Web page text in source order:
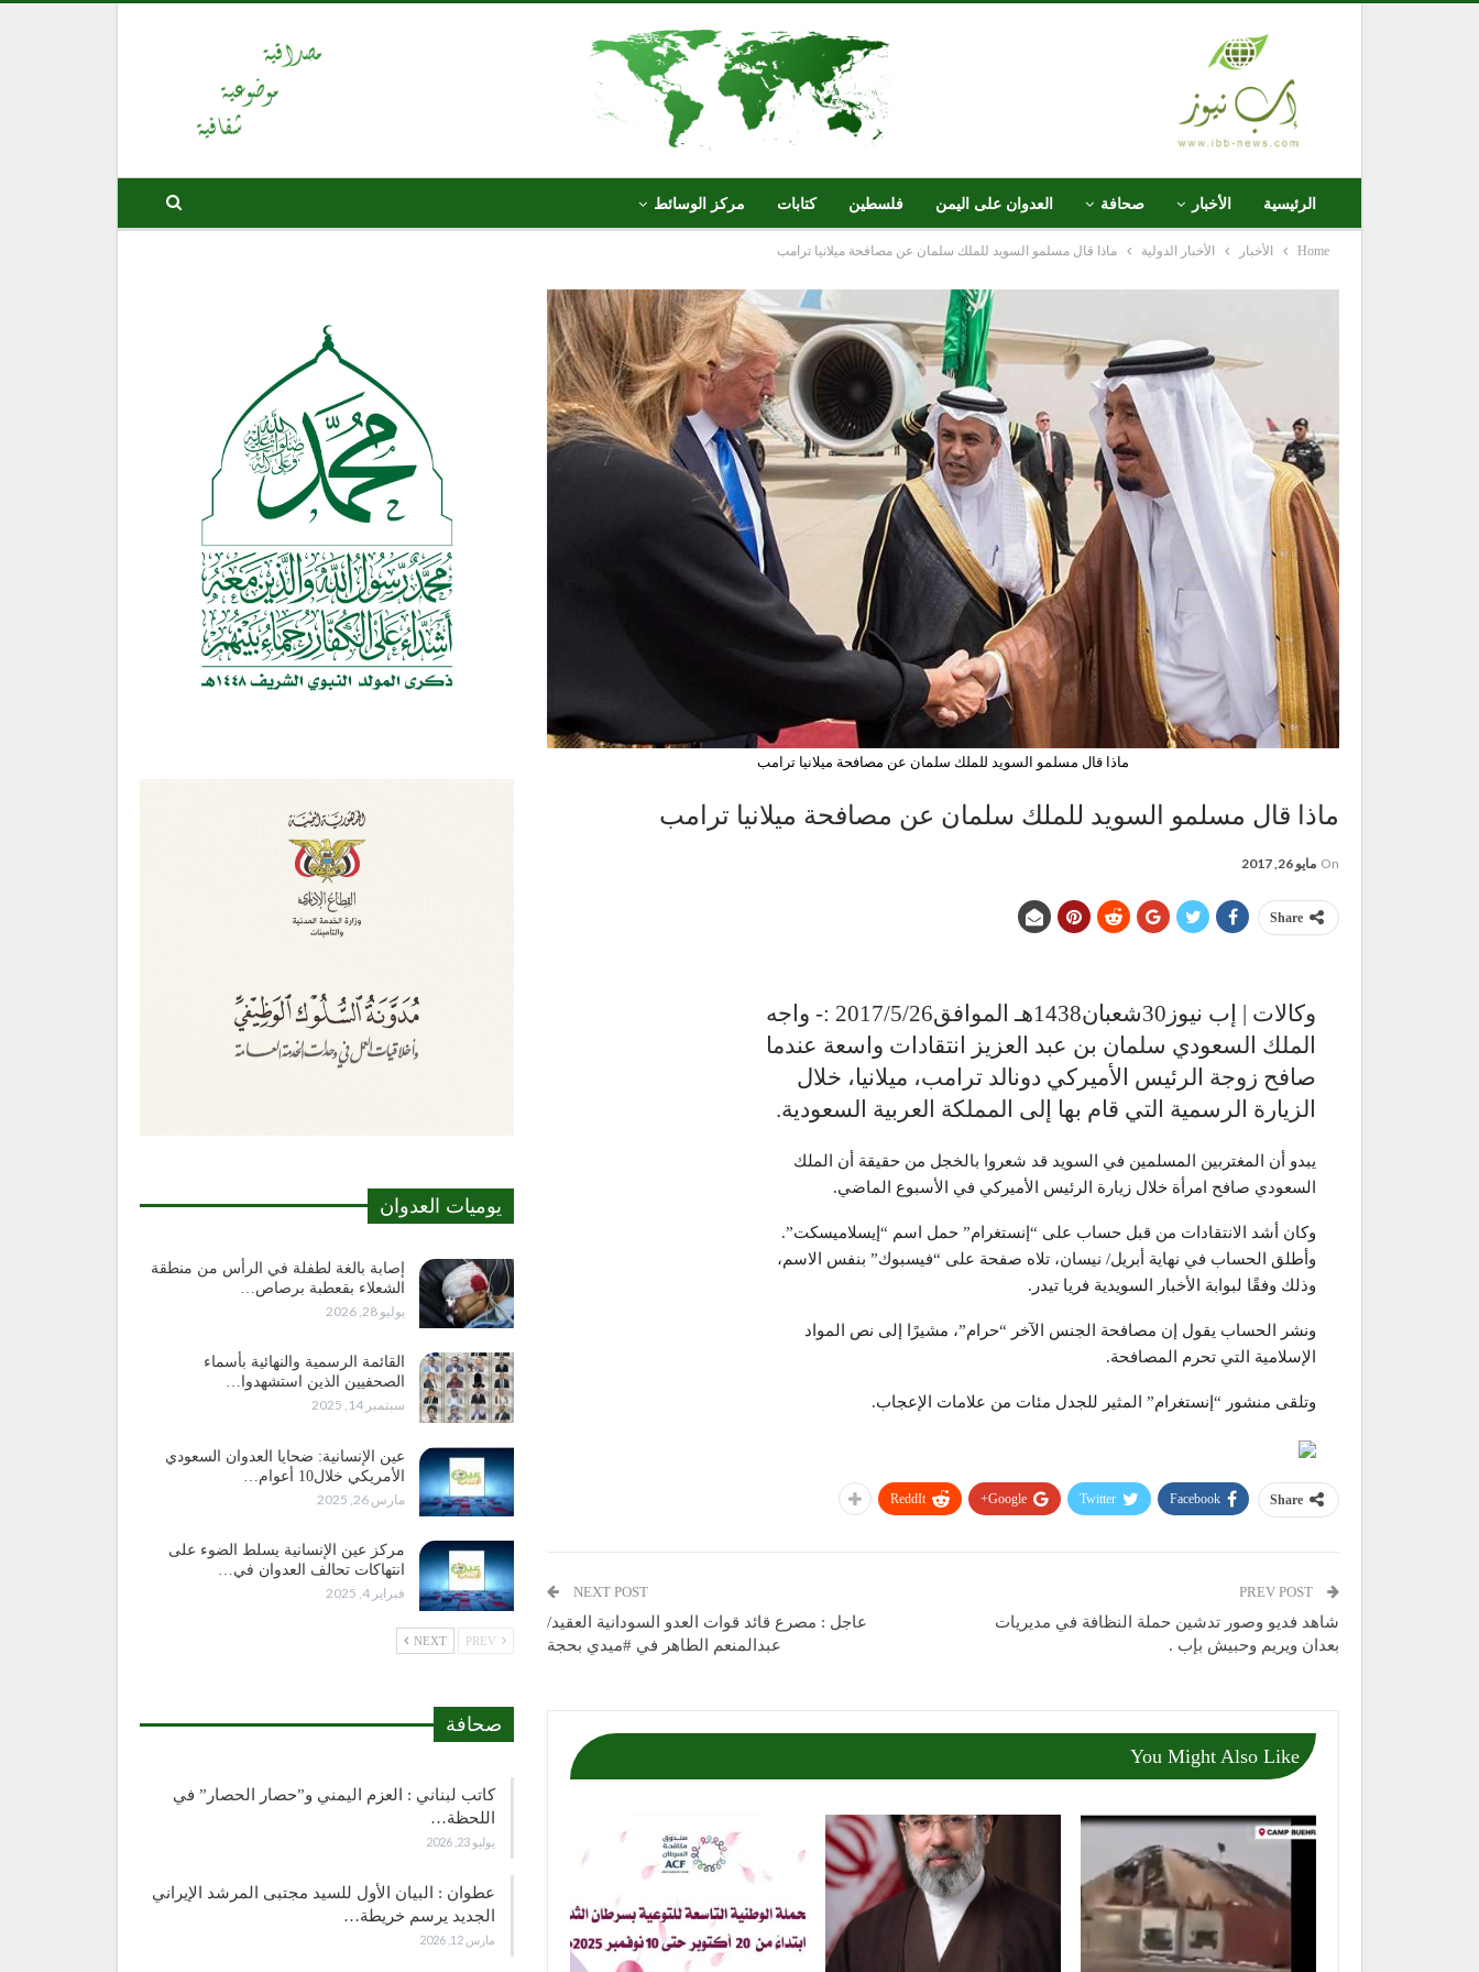
الرئيسية الأخبار صحافة العدوان على اليمن فلسطين كتابات مركز الوسائط
Home الأخبار الأخبار الدولية ماذا قال مسلمو السويد للملك سلمان عن مصافحة ميلانيا ترامب
ماذا قال مسلمو السويد للملك سلمان عن مصافحة ميلانيا ترامب
ماذا قال مسلمو السويد للملك سلمان عن مصافحة ميلانيا ترامب
On مايو 26, 2017
Share
وكالات | إب نيوز30شعبان1438هـ الموافق2017/5/26 :- واجه
الملك السعودي سلمان بن عبد العزيز انتقادات واسعة عندما
صافح زوجة الرئيس الأميركي دونالد ترامب، ميلانيا، خلال
الزيارة الرسمية التي قام بها إلى المملكة العربية السعودية.
يبدو أن المغتربين المسلمين في السويد قد شعروا بالخجل من حقيقة أن الملك
السعودي صافح امرأة خلال زيارة الرئيس الأميركي في الأسبوع الماضي.
وكان أشد الانتقادات من قبل حساب على “إنستغرام” حمل اسم “إيسلاميسكت”.
وأطلق الحساب في نهاية أبريل/ نيسان، تلاه صفحة على “فيسبوك” بنفس الاسم،
وذلك وفقًا لبوابة الأخبار السويدية فريا تيدر.
ونشر الحساب يقول إن مصافحة الجنس الآخر “حرام”، مشيرًا إلى نص المواد
الإسلامية التي تحرم المصافحة.
وتلقى منشور “إنستغرام” المثير للجدل مئات من علامات الإعجاب.
Share
Facebook
Twitter
Google+
ReddIt
شاهد فديو وصور تدشين حملة النظافة في مديريات
بعدان ويريم وحبيش بإب .
NEXT POST
عاجل : مصرع قائد قوات العدو السودانية العقيد/
عبدالمنعم الطاهر في #ميدي بحجة
You Might Also Like
يوميات العدوان
إصابة بالغة لطفلة في الرأس من منطقة
الشعلاء بقعطبة برصاص…
يوليو 28, 2026
القائمة الرسمية والنهائية بأسماء
الصحفيين الذين استشهدوا…
سبتمبر 14, 2025
عين الإنسانية: ضحايا العدوان السعودي
الأمريكي خلال10 أعوام…
مارس 26, 2025
مركز عين الإنسانية يسلط الضوء على
انتهاكات تحالف العدوان في…
فبراير 4, 2025
NEXT
صحافة
كاتب لبناني : العزم اليمني و”حصار الحصار” في
اللحظة…
يوليو 23, 2026
عطوان : البيان الأول للسيد مجتبى المرشد الإيراني
الجديد يرسم خريطة…
مارس 12, 2026